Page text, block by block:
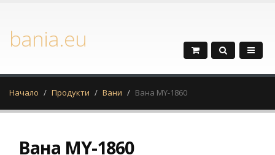
bania.eu
Начало Продукти Вани Вана MY-1860
Вана MY-1860